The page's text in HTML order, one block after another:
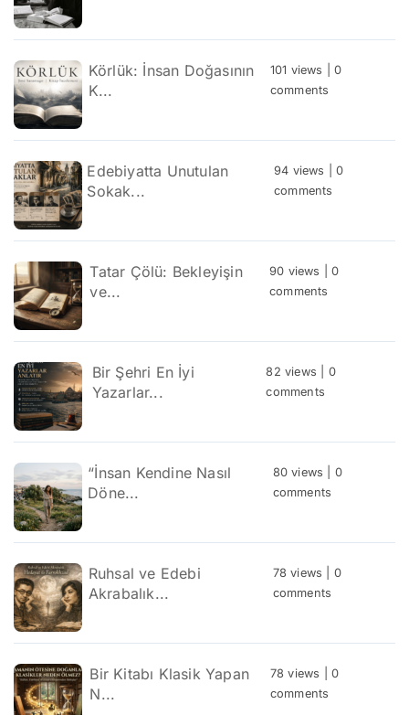
Körlük: İnsan Doğasının
K...
101 views |0
comments
Edebiyatta Unutulan
Sokak...
94 views |0
comments
Tatar Çölü: Bekleyişin
ve...
90 views |0
comments
Bir Şehri En İyi
Yazarlar...
82 views
0
comments
“İnsan Kendine Nasıl
Döne...
80 views
0
comments
Ruhsal ve Edebi
Akrabalık...
78 views
0
comments
Bir Kitabı Klasik Yapan
N...
78 views |0
comments